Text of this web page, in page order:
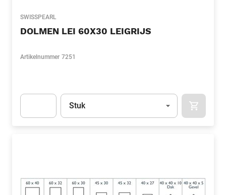
SWISSPEARL
DOLMEN LEI 60X30 LEIGRIJS
Artikelnummer 7251
Eenheid
Stuk